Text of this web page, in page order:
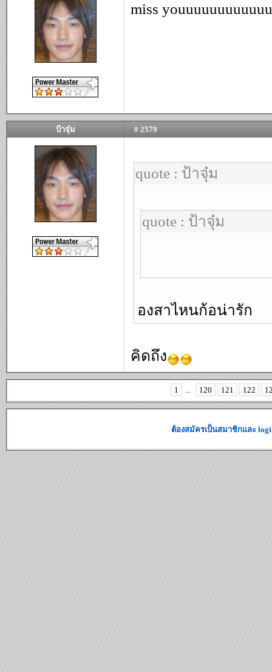
miss
ป้าจุ๋ม # 2579
quote : ป้าจุ๋ม
quote : ป้าจุ๋ม
องสาไหนก้อน่ารัก
คิดถึง
1 120 121 122
ต้องสมัครเป็นสมาชิกและ